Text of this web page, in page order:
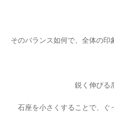
そのバランス如何で、全体の印
鋭く伸びる
石座を小さくすることで、ぐ